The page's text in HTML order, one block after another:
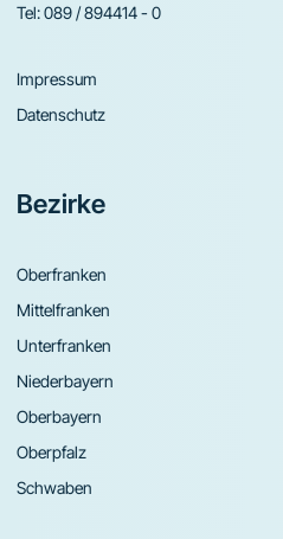
Tel:089 / 894414 - 0
Impressum
Datenschutz
Bezirke
Oberfranken
Mittelfranken
Unterfranken
Niederbayern
Oberbayern
Oberpfalz
Schwaben